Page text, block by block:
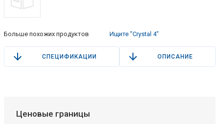
Больше похожих продуктов Ищите "Crystal 4"
СПЕЦИФИКАЦИИ ОПИСАНИЕ
Ценовые границы